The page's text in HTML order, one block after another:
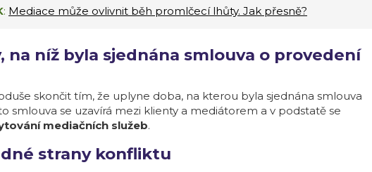
: Mediace může ovlivnit běh promlčecí lhůty. Jak přesně?
na níž byla sjednána smlouva o provedení
skončit tím, že uplyne doba, na kterou byla sjednána smlouva
smlouva se uzavírá mezi klienty a mediátorem a v podstatě se
mediačních služeb.
strany konfliktu